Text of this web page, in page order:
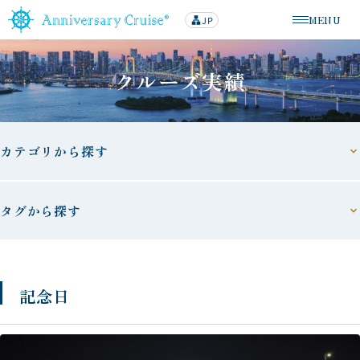
メニューを
MENU
lan
g
u
a
g
e
JP
クルーズ実績
カテゴリから探す
タグから探す
記念日